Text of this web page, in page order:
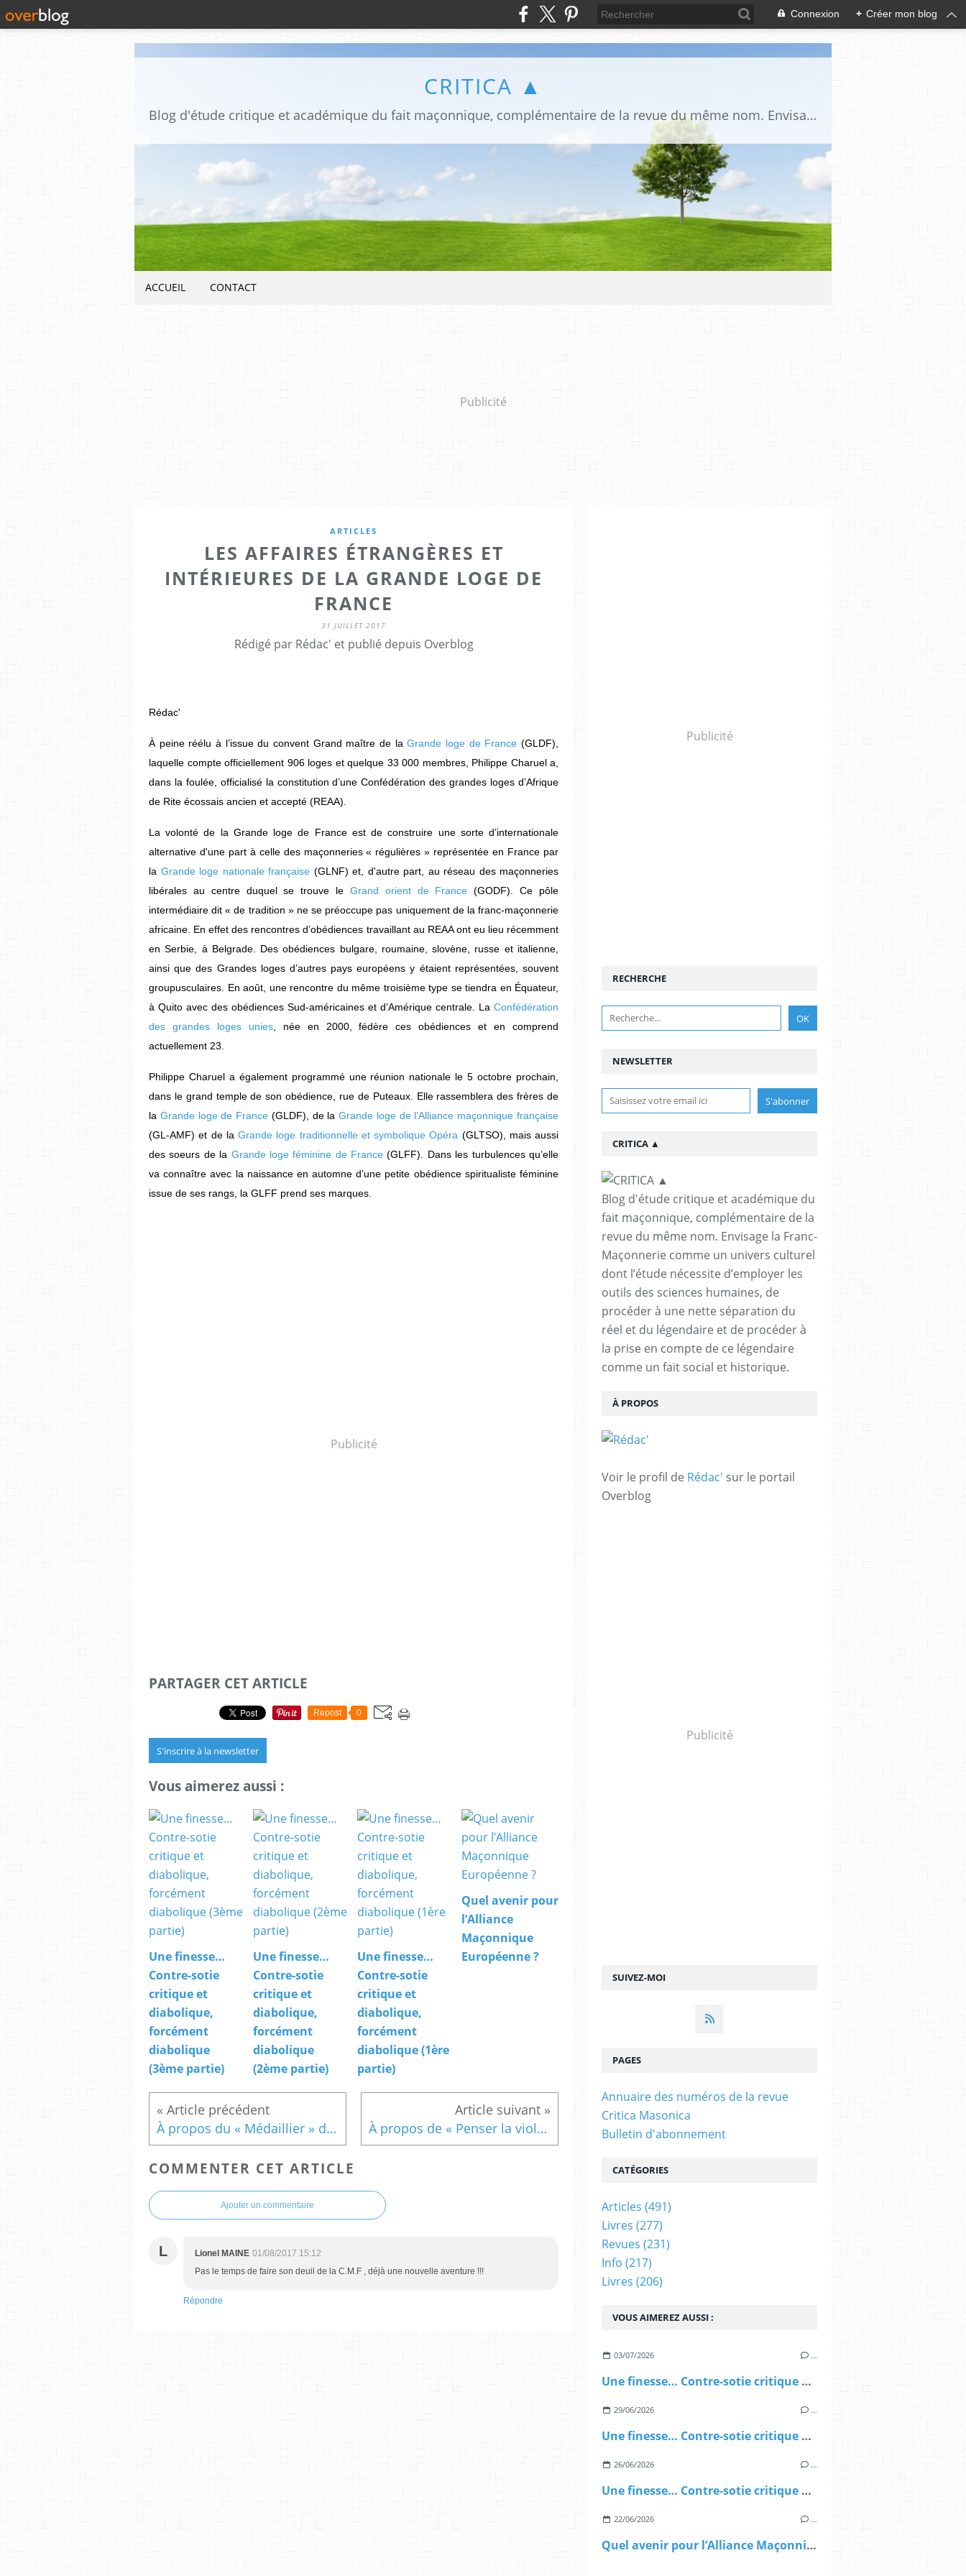
Connexion + Créer mon blog
CRITICA ▲
Blog d'étude critique et académique du fait maçonnique, complémentaire de la revue du même nom. Envisage la Franc-Maçonnerie comme un univers culturel dont l’étude nécessite d’employer les outils des sciences humaines, de procéder à une nette séparation du réel et du légendaire et de procéder à la prise en compte de ce légendaire comme un fait social et historique.
ACCUEIL CONTACT
Publicité
ARTICLES
LES AFFAIRES ÉTRANGÈRES ET
INTÉRIEURES DE LA GRANDE LOGE DE
FRANCE
31 JUILLET 2017
Rédigé par Rédac' et publié depuis Overblog
Rédac'
À peine réélu à l’issue du convent Grand maître de laGrande loge de France (GLDF),
laquelle compte officiellement 906 loges et quelque 33 000 membres, Philippe Charuel a,
dans la foulée, officialisé la constitution d’une Confédération des grandes loges d’Afrique
de Rite écossais ancien et accepté (REAA).
La volonté de la Grande loge de France est de construire une sorte d’internationale
alternative d'une part à celle des maçonneries « régulières » représentée en France par
la Grande loge nationale française (GLNF) et, d'autre part, au réseau des maçonneries
libérales au centre duquel se trouve le Grand orient de France (GODF). Ce pôle
intermédiaire dit « de tradition » ne se préoccupe pas uniquement de la franc-maçonnerie
africaine. En effet des rencontres d’obédiences travaillant au REAA ont eu lieu récemment
en Serbie, à Belgrade. Des obédiences bulgare, roumaine, slovène, russe et italienne,
ainsi que des Grandes loges d’autres pays européens y étaient représentées, souvent
groupusculaires. En août, une rencontre du même troisième type se tiendra en Équateur,
à Quito avec des obédiences Sud-américaines et d’Amérique centrale. La Confédération
des grandes loges unies, née en 2000, fédère ces obédiences et en comprend
actuellement 23.
Philippe Charuel a également programmé une réunion nationale le 5 octobre prochain,
dans le grand temple de son obédience, rue de Puteaux. Elle rassemblera des frères de
la Grande loge de France (GLDF), de laGrande loge de l’Alliance maçonnique française
(GL-AMF) et de la Grande loge traditionnelle et symbolique Opéra (GLTSO), mais aussi
des soeurs de la Grande loge féminine de France (GLFF). Dans les turbulences qu’elle
va connaître avec la naissance en automne d’une petite obédience spiritualiste féminine
issue de ses rangs, la GLFF prend ses marques.
Publicité
PARTAGER CET ARTICLE
Repost 0
S'inscrire à la newsletter
Vous aimerez aussi :
Une finesse…
Contre-sotie
critique et
diabolique,
forcément
diabolique
(3ème partie)
Une finesse…
Contre-sotie
critique et
diabolique,
forcément
diabolique
(2ème partie)
Une finesse…
Contre-sotie
critique et
diabolique,
forcément
diabolique (1ère
partie)
Quel avenir pour
l’Alliance
Maçonnique
Européenne ?
À propos du « Médaillier » de la Grande loge féminine de France, tome 2 À propos de « Penser la violence féminine » sous la direction de Coline Cardi et Geneviève Pruvost
COMMENTER CET ARTICLE
Ajouter un commentaire
L Lionel MAINE 01/08/2017 15:12
Pas le temps de faire son deuil de la C.M.F , déjà une nouvelle aventure !!!
Répondre
Publicité
NEWSLETTER
SUIVEZ-MOI
RECHERCHE
CRITICA ▲
Blog d'étude critique et académique du
fait maçonnique, complémentaire de la
revue du même nom. Envisage la Franc-
Maçonnerie comme un univers culturel
dont l’étude nécessite d’employer les
outils des sciences humaines, de
procéder à une nette séparation du
réel et du légendaire et de procéder à
la prise en compte de ce légendaire
comme un fait social et historique.
À PROPOS
Voir le profil de Rédac' sur le portail
Overblog
Publicité
VOUS AIMEREZ AUSSI :
03/07/2026 …
Une finesse… Contre-sotie critique et diabolique, forcément diabolique (3ème partie)
29/06/2026 …
Une finesse… Contre-sotie critique et diabolique, forcément diabolique (2ème partie)
26/06/2026 …
Une finesse… Contre-sotie critique et diabolique, forcément diabolique (1ère partie)
22/06/2026 …
Quel avenir pour l’Alliance Maçonnique Européenne ?
PAGES
Annuaire des numéros de la revue
Critica Masonica
Bulletin d'abonnement
CATÉGORIES
Articles (491)
Livres (277)
Revues (231)
Info (217)
Livres (206)